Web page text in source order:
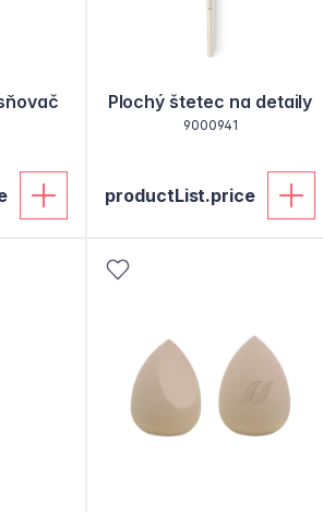
Plochý štetec na detaily
9000941
productList.price